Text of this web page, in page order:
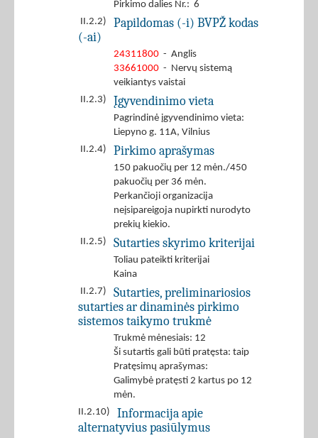
Pirkimo dalies Nr.: 6
II.2.2)
Papildomas (-i) BVPŽ kodas
(-ai)
24311800 - Anglis
33661000 - Nervų sistemą
veikiantys vaistai
II.2.3)
Įgyvendinimo vieta
Pagrindinė įgyvendinimo vieta:
Liepyno g. 11A, Vilnius
II.2.4)
Pirkimo aprašymas
150 pakuočių per 12 mėn./450
pakuočių per 36 mėn.
Perkančioji organizacija
neįsipareigoja nupirkti nurodyto
prekių kiekio.
II.2.5)
Sutarties skyrimo kriterijai
Toliau pateikti kriterijai
Kaina
II.2.7)
Sutarties, preliminariosios
sutarties ar dinaminės pirkimo
sistemos taikymo trukmė
Trukmė mėnesiais: 12
Ši sutartis gali būti pratęsta: taip
Pratęsimų aprašymas:
Galimybė pratęsti 2 kartus po 12
mėn.
II.2.10)
Informacija apie
alternatyvius pasiūlymus